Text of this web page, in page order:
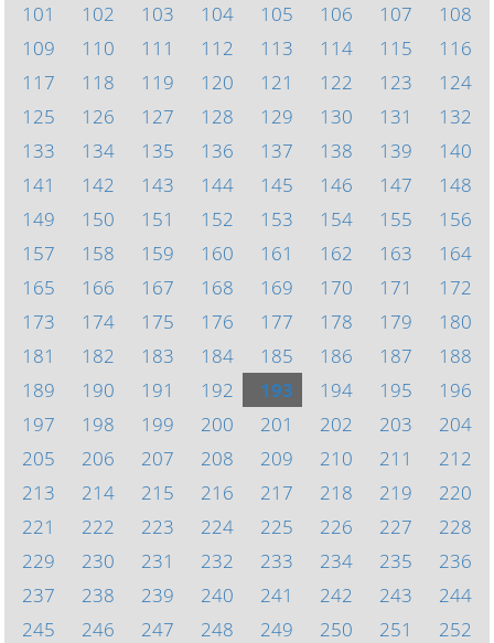
101
102 103 104 105 106 107
108
109
110 111 112 113 114 115
116
117
118 119 120 121 122 123
124
125
126 127 128 129 130 131
132
133
134 135 136 137 138 139
140
141
142 143 144 145 146 147
148
149
150 151 152 153 154 155
156
157
158 159 160 161 162 163
164
165
166 167 168 169 170 171
172
173
174 175 176 177 178 179
180
181
182 183 184 185 186 187
188
189
190 191 192 193 194 195
196
197
198 199 200 201 202 203
204
205
206 207 208 209 210 211
212
213
214 215 216 217 218 219
220
221
222 223 224 225 226 227
228
229
230 231 232 233 234 235
236
237
238 239 240 241 242 243
244
245
246 247 248 249 250 251
252